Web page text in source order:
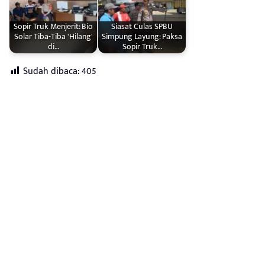
Sopir Truk Menjerit: Bio
Solar Tiba-Tiba 'Hilang'
di…
Siasat Culas SPBU
Simpung Layung: Paksa
Sopir Truk…
Sudah dibaca:405